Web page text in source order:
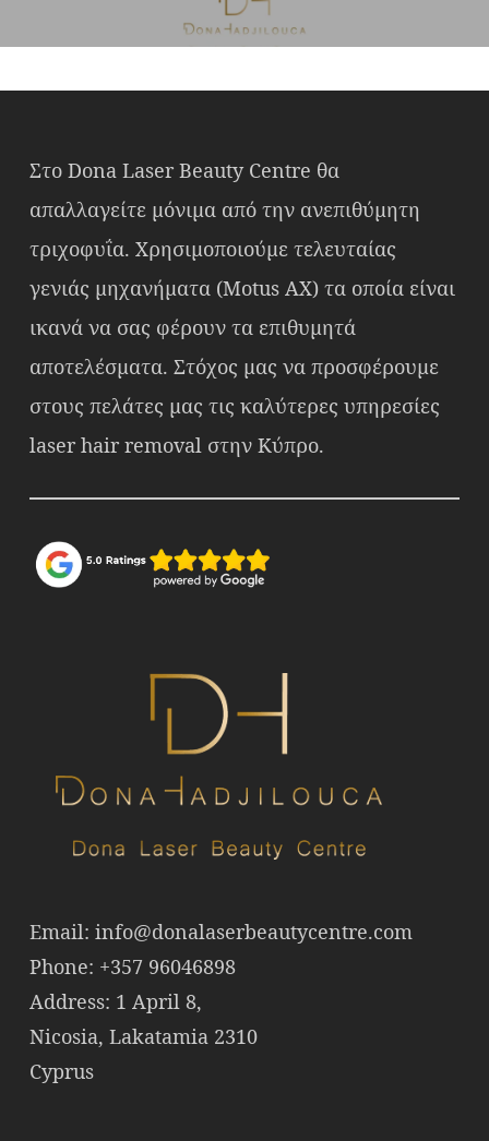
Email: info@donalaserbeautycentre.com
Phone: +357 96046898
Address: 1 April 8,
Nicosia, Lakatamia 2310
Cyprus